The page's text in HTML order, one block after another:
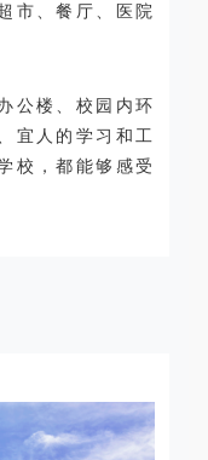
市、餐厅、医院
公楼、校园内环
宜人的学习和工
校，都能够感受